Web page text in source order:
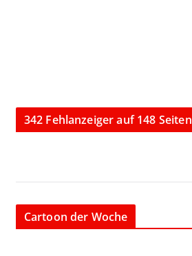
342 Fehlanzeiger auf 148 Seiten
Cartoon der Woche